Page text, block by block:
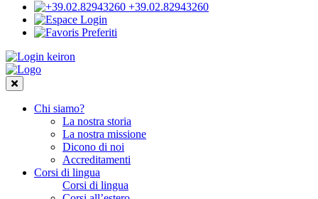
+39.02.82943260
Login
Preferiti
Chi siamo?
La nostra storia
La nostra missione
Dicono di noi
Accreditamenti
Corsi di lingua
Corsi di lingua